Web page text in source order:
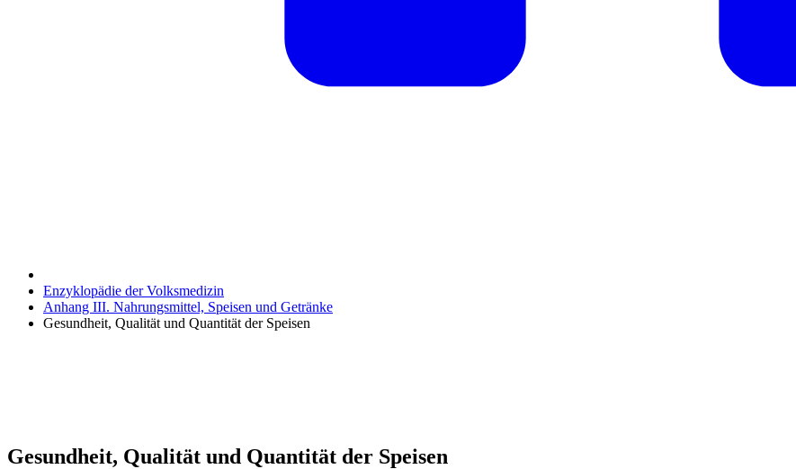
Enzyklopädie der Volksmedizin
Anhang III. Nahrungsmittel, Speisen und Getränke
Gesundheit, Qualität und Quantität der Speisen
Gesundheit, Qualität und Quantität der Speisen